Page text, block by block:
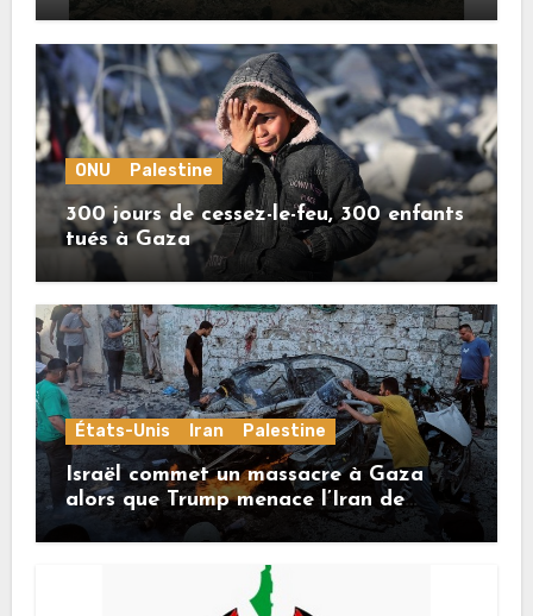
ONU Palestine
300 jours de cessez-le-feu, 300 enfants
tués à Gaza
États-Unis Iran Palestine
Israël commet un massacre à Gaza
alors que Trump menace l’Iran de
«décapitation»